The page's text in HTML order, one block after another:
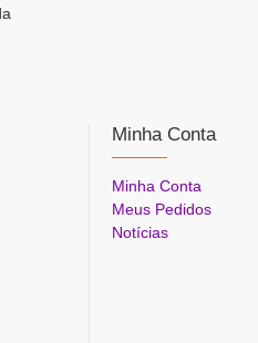
Minha Conta
Minha Conta
Meus Pedidos
Notícias